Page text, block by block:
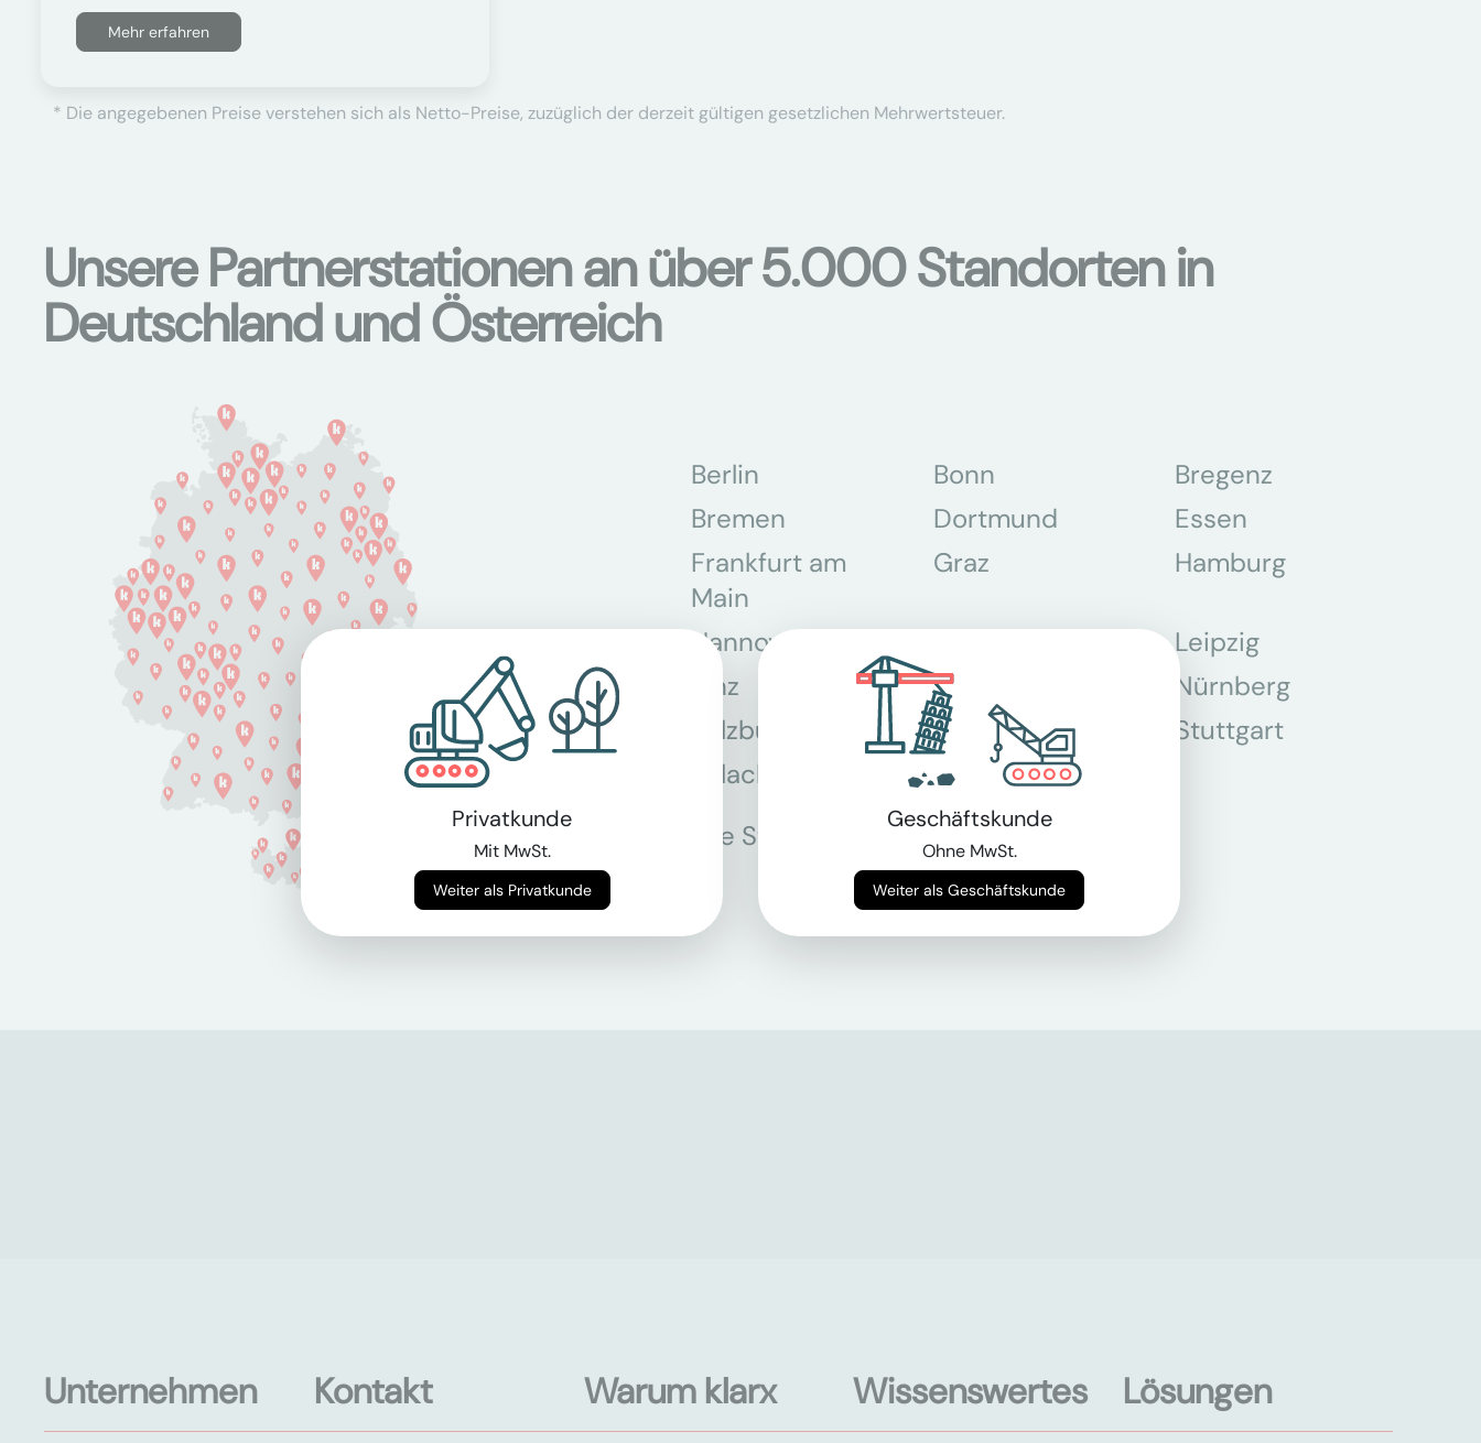
Mehr erfahren
* Die angegebenen Preise verstehen sich als Netto-Preise, zuzüglich der derzeit gültigen gesetzlichen Mehrwertsteuer.
Unsere Partnerstationen an über 5.000 Standorten in
Deutschland und Österreich
Berlin Bonn
Bregenz
Bremen
Dortmund
Essen
Frankfurt am
Main
Graz Hamburg
Hannover
Leipzig
Linz
München
Nürnberg
Salzburg
Steyr
Stuttgart
Villach
Wien
Alle Standorte
Unternehmen Kontakt Warum klarx Wissenswertes Lösungen
Privatkunde
Mit MwSt.
Weiter als Privatkunde
Geschäftskunde
Ohne MwSt.
Weiter als Geschäftskunde